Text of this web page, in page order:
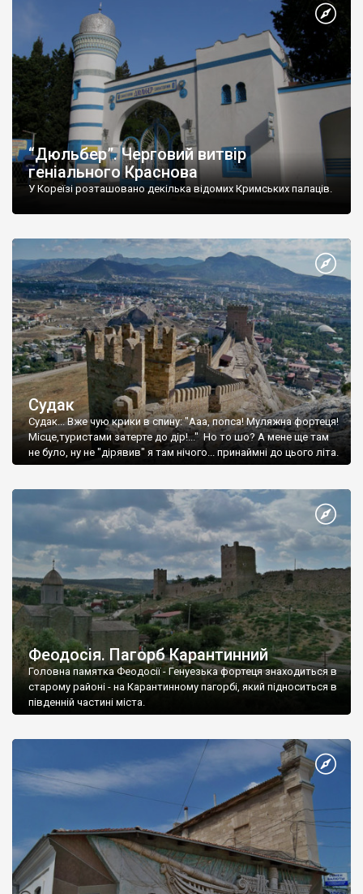
“Дюльбер”. Черговий витвір
геніального Краснова
У Кореїзі розташовано декілька відомих Кримських палаців.
Судак
Судак... Вже чую крики в спину: "Ааа, попса! Муляжна фортеця!
Місце,туристами затерте до дір!..." Но то шо? А мене ще там
не було, ну не "дірявив" я там нічого... принаймні до цього літа.
Феодосія. Пагорб Карантинний
Головна памятка Феодосії - Генуезька фортеця знаходиться в
старому районі - на Карантинному пагорбі, який підноситься в
південній частині міста.